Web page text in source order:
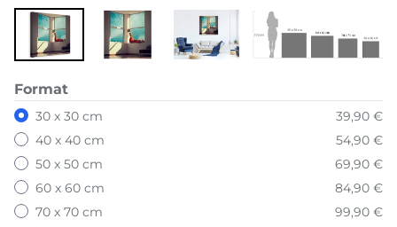
Format
30 x 30 cm
39,90 €
40 x 40 cm
54,90 €
50 x 50 cm
69,90 €
60 x 60 cm
84,90 €
70 x 70 cm
99,90 €